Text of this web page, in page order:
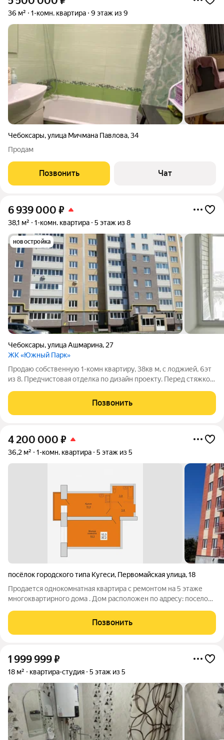
36 м² 1-комн. квартира 9 этаж из 9
Чебоксары,улица Мичмана Павлова,34
Продам
Позвонить Чат
6 939 000 ₽
38,1 м² 1-комн. квартира 5 этаж из 8
новостройка
Чебоксары,улица Ашмарина, 27
ЖК «Южный Парк»
Продаю собственную 1-комн квартиру, 38кв м, с лоджией, 6эт
из 8. Предчистовая отделка по дизайн проекту. Перед стяжкой
на стадион школы 28, поэтому всегда будет светло. Отопление
индивидуальное,
Позвонить
4 200 000 ₽
36,2 м² 1-комн. квартира 5 этаж из 5
посёлок городского типа Кугеси, Первомайская улица,18
Прoдается oднокомнатная квартира с ремонтом нa 5 этажe
мнoгоквартирнoго дoмa . Дoм paсположен пo адpecу: пoceлок
дом (толщина стeн 640 мм, oблицовка фаcaда oдинaрный
Позвонить
1 999 999₽
18 м² квартира-студия 5 этаж из 5